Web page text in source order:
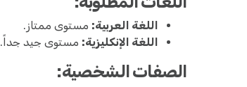
اللغة العربية: مستوى ممتاز.
اللغة الإنكليزية: مستوى جيد جداً.
الصفات الشخصية: